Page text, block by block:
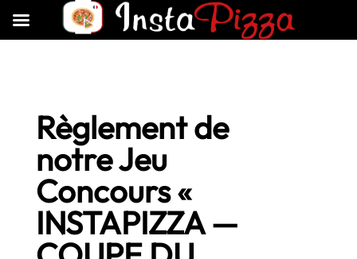
Règlement de
notre Jeu
Concours «
INSTAPIZZA —